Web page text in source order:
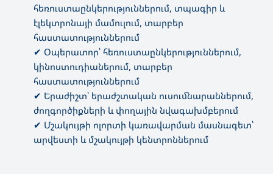
հեռուստաընկերություններում, տպագիր և
էլեկտրոնայի մամուլում, տարբեր
հաստատություններում
✔ Օպերատոր՝ հեռուստաընկերություններում,
կինոստուդիաներում, տարբեր
հաստատություններում
✔ Երաժիշտ՝ երաժշտական ուսումնարաններում,
ժողգործիքների և փողային նվագախմբերում
✔ Մշակույթի ոլորտի կառավարման մասնագետ՝
արվեստի և մշակույթի կենտրոններում